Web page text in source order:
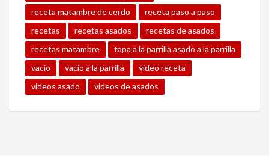
receta matambre de cerdo
receta paso a paso
recetas
recetas asados
recetas de asados
recetas matambre
tapa a la parrilla asado a la parrilla
vacio
vacio a la parrilla
video receta
videos asado
videos de asados